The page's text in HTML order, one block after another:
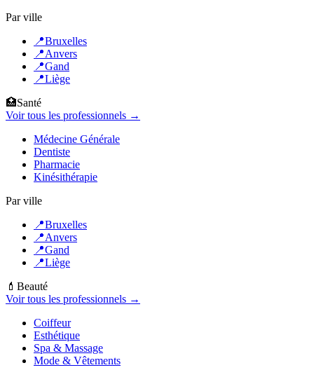
Par ville
📍Bruxelles
📍Anvers
📍Gand
📍Liège
🏥Santé
Voir tous les professionnels →
Médecine Générale
Dentiste
Pharmacie
Kinésithérapie
Par ville
📍Bruxelles
📍Anvers
📍Gand
📍Liège
💄 Beauté
Voir tous les professionnels →
Coiffeur
Esthétique
Spa & Massage
Mode & Vêtements